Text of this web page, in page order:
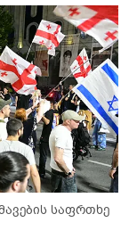
საფრთხე